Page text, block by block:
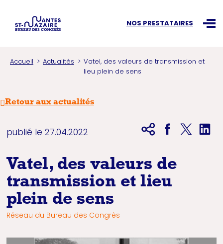
NOS PRESTATAIRES
Accueil Actualités
Vatel, des valeurs de transmission et
lieu plein de sens
Retour aux actualités
publié le 27.04.2022
Vatel, des valeurs de
transmission et lieu
plein de sens
Réseau du Bureau des Congrès